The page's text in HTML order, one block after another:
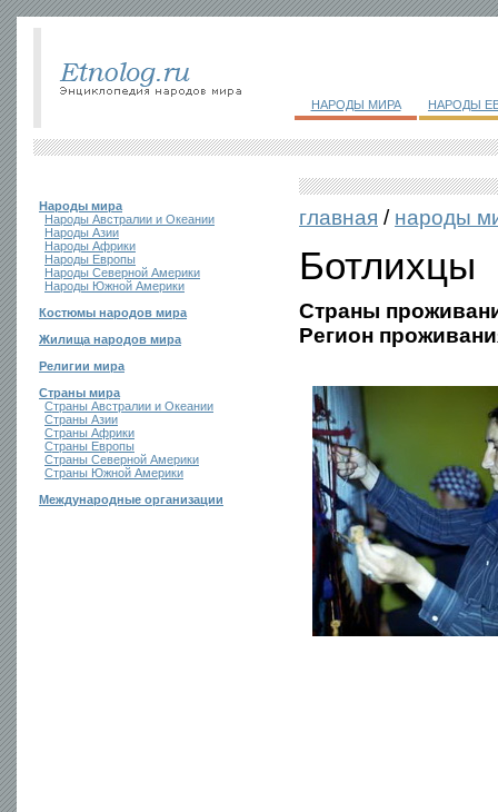
НАРОДЫ МИРА НАРОДЫ
Народы мира
Народы Австралии и Океании
Народы Азии
Народы Африки
Народы Европы
Народы Северной Америки
Народы Южной Америки
Костюмы народов мира
Жилища народов мира
Религии мира
Страны мира
Страны Австралии и Океании
Страны Азии
Страны Африки
Страны Европы
Страны Северной Америки
Страны Южной Америки
Международные организации
главная / народы
Ботлихцы
Страны
Регион